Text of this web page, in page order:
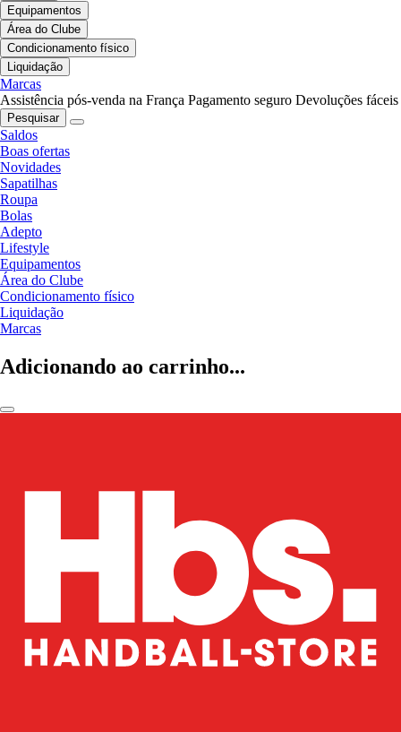
Equipamentos
Área do Clube
Condicionamento físico
Liquidação
Marcas
Assistência pós-venda na França Pagamento seguro Devoluções fáceis
Pesquisar
Saldos
Boas ofertas
Novidades
Sapatilhas
Roupa
Bolas
Adepto
Lifestyle
Equipamentos
Área do Clube
Condicionamento físico
Liquidação
Marcas
Adicionando ao carrinho...